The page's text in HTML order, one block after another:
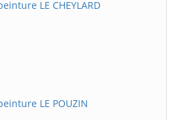
LE CHEYLARD
LE POUZIN